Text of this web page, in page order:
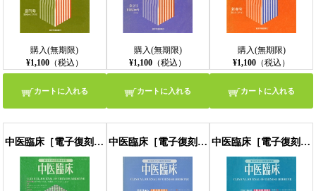
購入(無期限)
¥1,100（税込）
カートに入れる
購入(無期限)
¥1,100 （税込）
カートに入れる
購入(無期限)
¥1,100 （税込）
カートに入れる
中医臨床［電子復刻版］通巻4号 中医臨床［電子復刻版］通巻5号 中医臨床［電子復刻版］通巻6号